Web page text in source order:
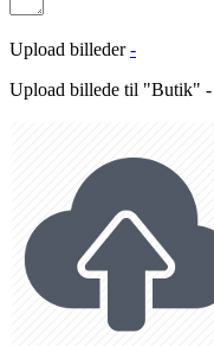
Upload billeder -
Upload billede til "Butik" -